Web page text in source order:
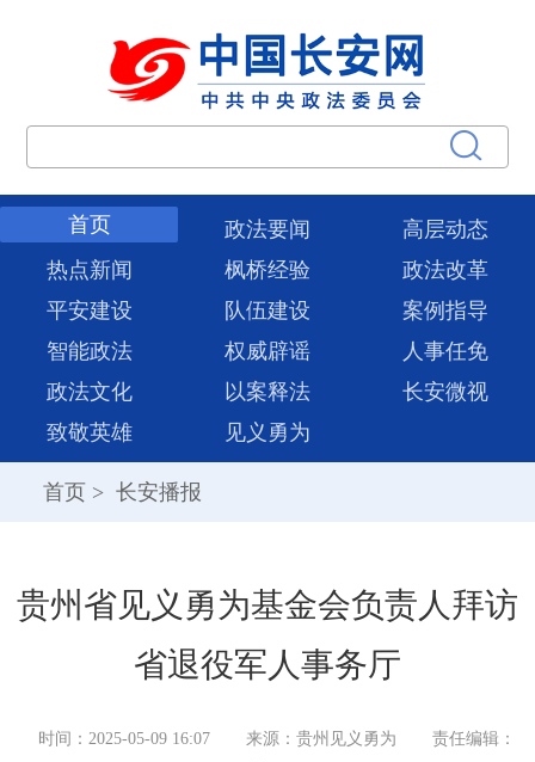
首页 政法要闻
高层动态
热点新闻
枫桥经验
政法改革
平安建设
队伍建设
案例指导
智能政法
权威辟谣
人事任免
政法文化
以案释法
长安微视
致敬英雄
见义勇为
首页 > 长安播报
贵州省见义勇为基金会负责人拜访
省退役军人事务厅
时间：2025-05-09 16:07 来源：贵州见义勇为
责任编辑：